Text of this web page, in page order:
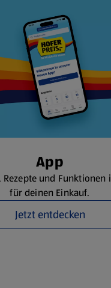
App
Rezepte und Funktionen
für deinen Einkauf.
Jetzt entdecken